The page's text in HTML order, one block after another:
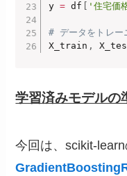
y = df '住宅価
# データをトレー
X_train ,
学習済みモデルの
今回は、scikit-